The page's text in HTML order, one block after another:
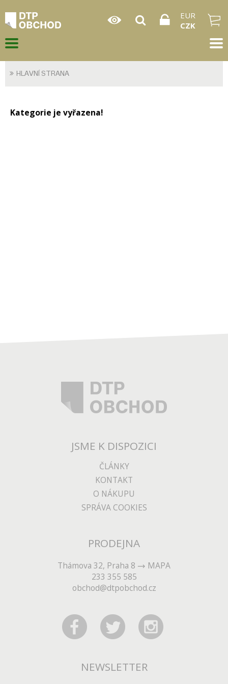
EUR
CZK
HLAVNÍ STRANA
Kategorie je vyřazena!
JSME K DISPOZICI
ČLÁNKY
KONTAKT
O NÁKUPU
SPRÁVA COOKIES
PRODEJNA
Thámova 32, Praha 8
MAPA
233 355 585
obchod@dtpobchod.cz
NEWSLETTER